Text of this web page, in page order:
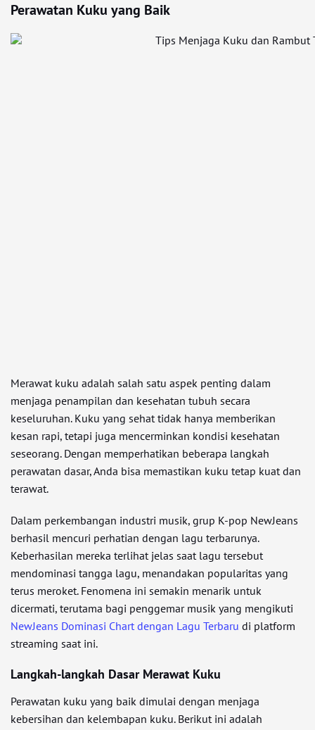
Perawatan Kuku yang Baik
Merawat kuku adalah salah satu aspek penting dalam
menjaga penampilan dan kesehatan tubuh secara
keseluruhan. Kuku yang sehat tidak hanya memberikan
kesan rapi, tetapi juga mencerminkan kondisi kesehatan
seseorang. Dengan memperhatikan beberapa langkah
perawatan dasar, Anda bisa memastikan kuku tetap kuat dan
terawat.
Dalam perkembangan industri musik, grup K-pop NewJeans
berhasil mencuri perhatian dengan lagu terbarunya.
Keberhasilan mereka terlihat jelas saat lagu tersebut
mendominasi tangga lagu, menandakan popularitas yang
terus meroket. Fenomena ini semakin menarik untuk
dicermati, terutama bagi penggemar musik yang mengikuti
NewJeans Dominasi Chart dengan Lagu Terbaru di platform
streaming saat ini.
Langkah-langkah Dasar Merawat Kuku
Perawatan kuku yang baik dimulai dengan menjaga
kebersihan dan kelembapan kuku. Berikut ini adalah